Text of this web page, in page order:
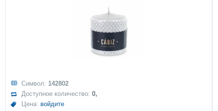
Символ: 142802
Доступное количество:0,
Цена: войдите